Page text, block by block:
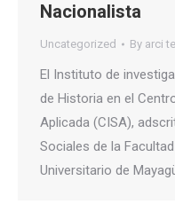
Nacionalista
Uncategorized By arci
El Instituto de
de Historia en el
Aplicada (CISA),
Sociales de la
Universitario de